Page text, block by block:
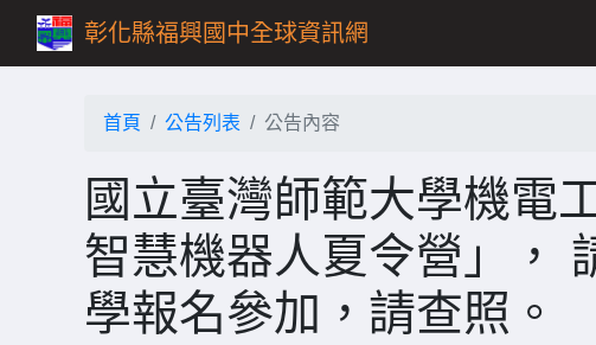
彰化縣福興國中全球資訊網
首頁 公告列表 公告內容
國立臺灣師範大學機電
智慧機器人夏令營」，
學報名參加，請查照。